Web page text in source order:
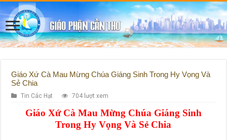
Giáo Xứ Cà Mau Mừng Chúa Giáng Sinh Trong Hy Vọng Và
Sẻ Chia
Tin Các Hạt 704 lượt xem
Giáo Xứ Cà Mau Mừng Chúa Giáng Sinh
Trong Hy Vọng Và Sẻ Chia